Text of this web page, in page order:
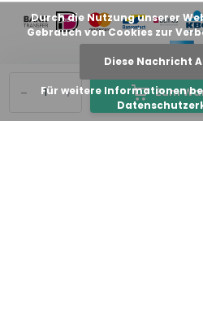
+
- Zum
Durch die Nutzung unserer
Gebrauch von Cookies zur
Diese Nachricht
Für weitere Informationen